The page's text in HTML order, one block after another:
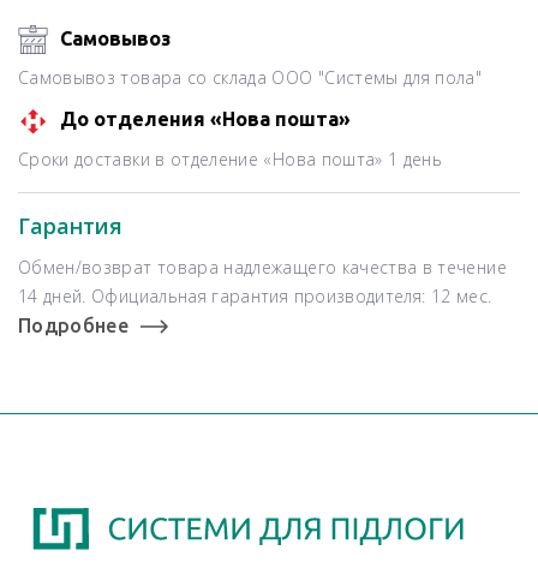
Самовывоз
Самовывоз товара со склада ООО "Системы для пола"
До отделения «Нова пошта»
Сроки доставки в отделение «Нова пошта» 1 день
Гарантия
Обмен/возврат товара надлежащего качества в течение
14 дней. Официальная гарантия производителя: 12 мес.
Подробнее